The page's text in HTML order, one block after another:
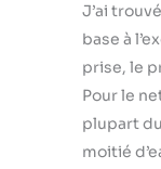
J’ai
base à
prise, le
Pour le
plupart
moitié